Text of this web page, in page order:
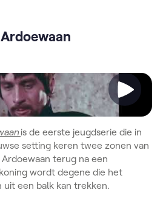
is de eerste jeugdserie die in
setting keren twee zonen van
terug na een
wordt degene die het
uit een balk kan trekken.